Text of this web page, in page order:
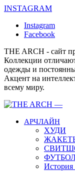
INSTAGRAM
Instagram
Facebook
THE ARCH - сайт
Коллекции
одежды и
Акцент на
всему миру.
АРЧЛАЙН
ХУДИ